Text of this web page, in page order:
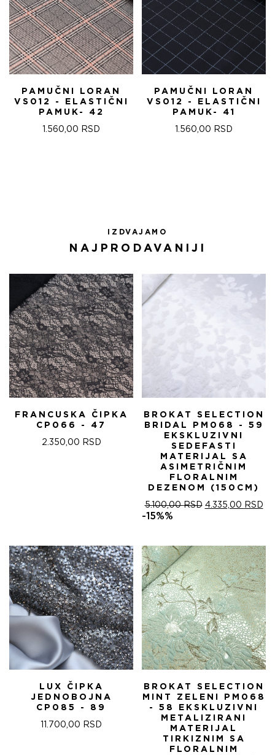
PAMUČNI LORAN
VS012 - ELASTIČNI
PAMUK- 42
1.560,00 RSD
PAMUČNI LORAN
VS012 - ELASTIČNI
PAMUK- 41
1.560,00 RSD
IZDVAJAMO
NAJPRODAVANIJI
FRANCUSKA ČIPKA
CP066 - 47
2.350,00 RSD
BROKAT SELECTION
BRIDAL PM068 - 59
EKSKLUZIVNI
SEDEFASTI
MATERIJAL SA
ASIMETRIČNIM
FLORALNIM
DEZENOM (150CM)
5.100,00RSD ОРИГИНАЛНА
5.100,00 RSD.
4.335,00 RSD
-15%%
LUX ČIPKA
JEDNOBOJNA
CP085 - 89
11.700,00 RSD
BROKAT SELECTION
MINT ZELENI PM068
- 58 EKSKLUZIVNI
METALIZIRANI
MATERIJAL
TIRKIZNIM SA
FLORALNIM